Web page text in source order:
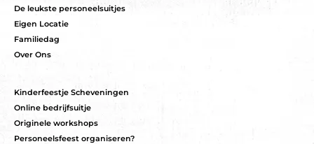
De leukste personeelsuitjes
Eigen Locatie
Familiedag
Over Ons
Kinderfeestje Scheveningen
Online bedrijfsuitje
Originele workshops
Personeelsfeest organiseren?